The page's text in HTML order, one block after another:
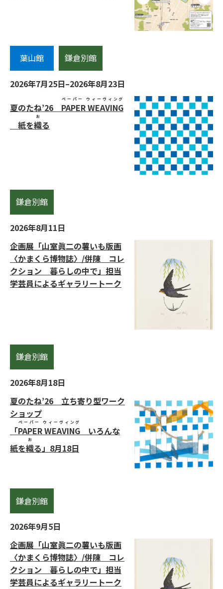
葉山館 鎌倉別館
2026年7月25日–2026年8月23日
夏のたね’26 PAPER WEAVING
ペーパー ウィーヴィング
紙を織
お
る
鎌倉別館
2026年8月11日
企画展「山室眞二の薯いも版画
〈かまくら博物誌〉/併陳 コレ
クション 暮らしの中で」担当
学芸員によるギャラリートーク
鎌倉別館
2026年8月18日
夏のたね’26 立ち寄り型ワーク
ショップ
「PAPER WEAVING
ペーパー ウィーヴィング
いろんな
紙を織
お
る」8月18日
鎌倉別館
2026年9月5日
企画展「山室眞二の薯いも版画
〈かまくら博物誌〉/併陳 コレ
クション 暮らしの中で」担当
学芸員によるギャラリートーク